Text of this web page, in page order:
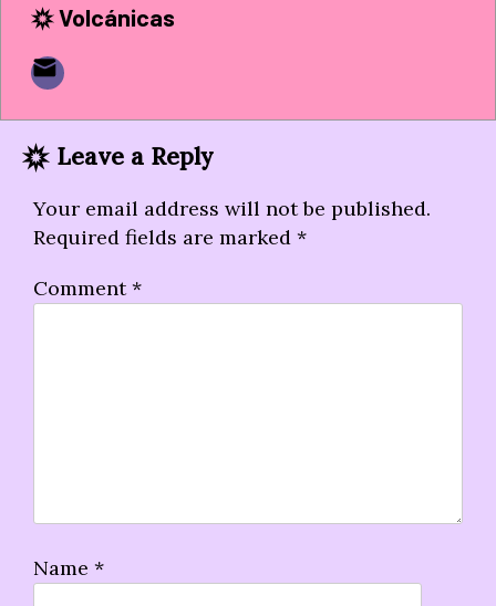
Volcánicas
Leave a Reply
Your email address will not be published.
Required fields are marked *
Comment*
Name *